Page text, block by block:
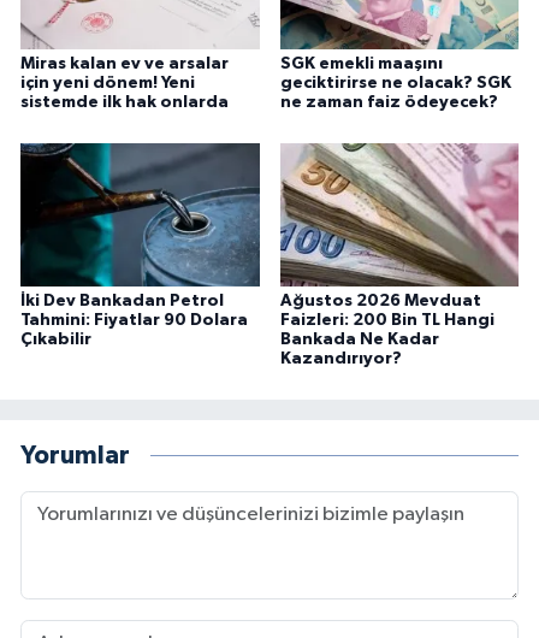
Miras kalan ev ve arsalar
için yeni dönem! Yeni
sistemde ilk hak onlarda
SGK emekli maaşını
geciktirirse ne olacak? SGK
ne zaman faiz ödeyecek?
İki Dev Bankadan Petrol
Tahmini: Fiyatlar 90 Dolara
Çıkabilir
Ağustos 2026 Mevduat
Faizleri: 200 Bin TL Hangi
Bankada Ne Kadar
Kazandırıyor?
Yorumlar